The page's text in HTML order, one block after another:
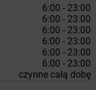
6:00 - 23:00
6:00 - 23:00
6:00 - 23:00
6:00 - 23:00
6:00 - 23:00
6:00 - 23:00
czynne całą dobę